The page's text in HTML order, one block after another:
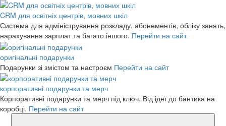
CRM для освітніх центрів, мовних шкіл
Система для адміністрування розкладу, абонементів, обліку занять,
нарахування зарплат та багато іншого. Перейти на сайт
оригінальні подарунки
Подарунки зі змістом та настроєм Перейти на сайт
корпоративні подарунки та мерч
Корпоративні подарунки та мерч під ключ. Від ідеї до бантика на
коробці. Перейти на сайт